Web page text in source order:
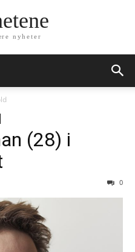
nyheter
(28) i
0